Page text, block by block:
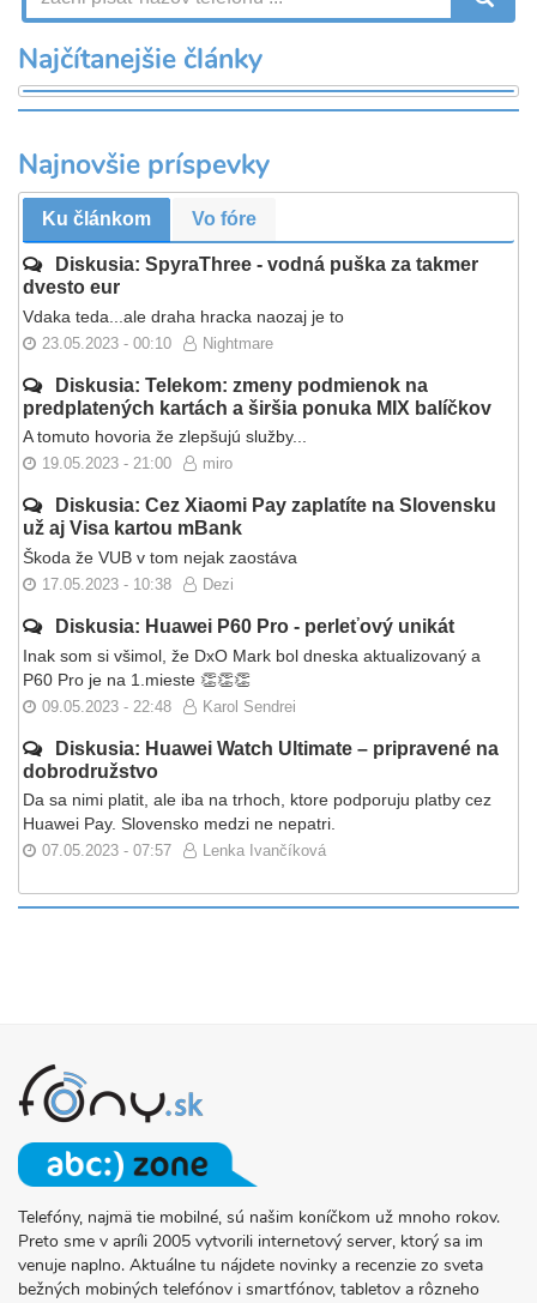
Najčítanejšie články
Najnovšie príspevky
Ku článkom Vo fóre
Diskusia: SpyraThree - vodná puška za takmer
dvesto eur
Vdaka teda...ale draha hracka naozaj je to
23.05.2023 - 00:10 Nightmare
Diskusia: Telekom: zmeny podmienok na
predplatených kartách a širšia ponuka MIX balíčkov
A tomuto hovoria že zlepšujú služby...
19.05.2023 - 21:00 miro
Diskusia: Cez Xiaomi Pay zaplatíte na Slovensku
už aj Visa kartou mBank
Škoda že VUB v tom nejak zaostáva
17.05.2023 - 10:38 Dezi
Diskusia: Huawei P60 Pro - perleťový unikát
Inak som si všimol, že DxO Mark bol dneska aktualizovaný a
P60 Pro je na 1.mieste 👏👏👏
09.05.2023 - 22:48 Karol Sendrei
Diskusia: Huawei Watch Ultimate – pripravené na
dobrodružstvo
Da sa nimi platit, ale iba na trhoch, ktore podporuju platby cez
Huawei Pay. Slovensko medzi ne nepatri.
07.05.2023 - 07:57 Lenka Ivančíková
O
PROJEKTE
FONY.SK
Telefóny, najmä tie mobilné, sú našim koníčkom už mnoho rokov.
Preto sme v apríli 2005 vytvorili internetový server, ktorý sa im
venuje naplno. Aktuálne tu nájdete novinky a recenzie zo sveta
bežných mobiných telefónov i smartfónov, tabletov a rôzneho